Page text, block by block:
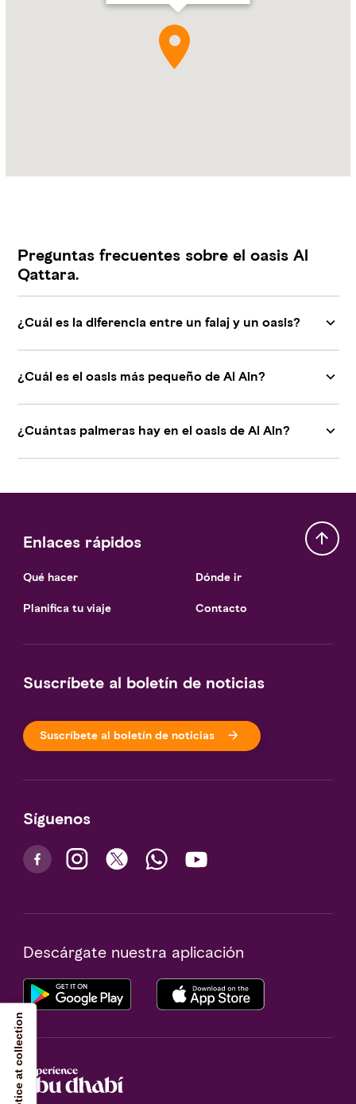
Preguntas frecuentes sobre el oasis Al
Qattara.
¿Cuál es la diferencia entre un falaj y un oasis?
¿Cuál es el oasis más pequeño de Al Ain?
¿Cuántas palmeras hay en el oasis de Al Ain?
Enlaces rápidos
Qué hacer
Planifica tu viaje
Dónde ir
Contacto
Suscríbete al boletín de noticias
Suscríbete al boletín de noticias
Síguenos
Descárgate nuestra aplicación
Notice at collection